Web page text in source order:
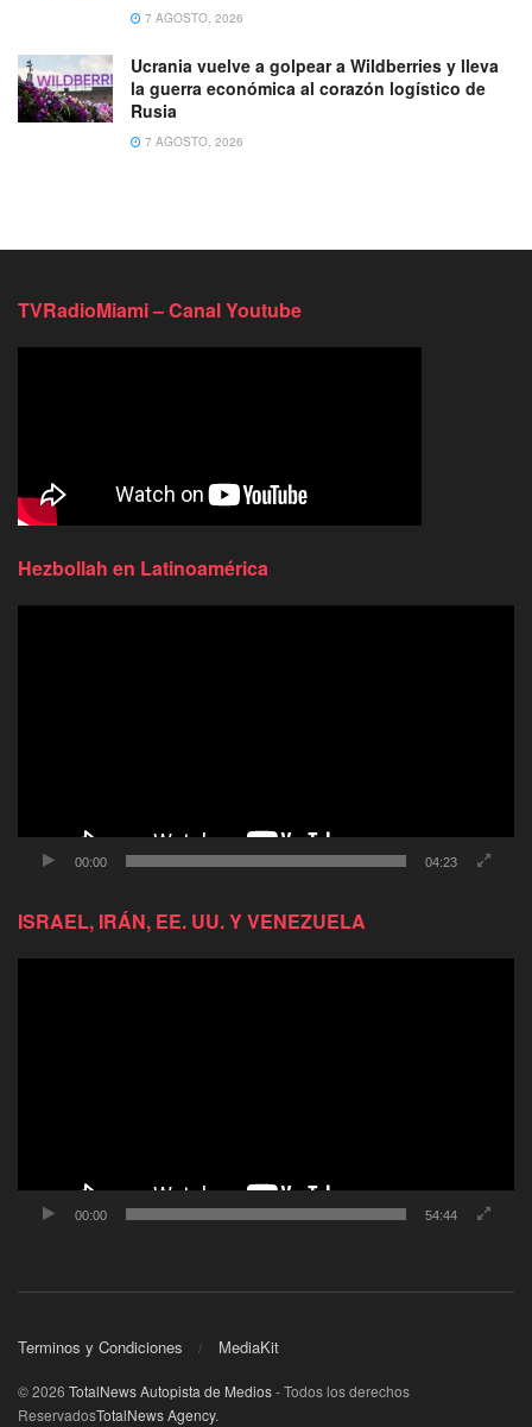
7 AGOSTO, 2026
Ucrania vuelve a golpear a Wildberries y lleva
la guerra económica al corazón logístico de
Rusia
7 AGOSTO, 2026
TVRadioMiami – Canal Youtube
Hezbollah en Latinoamérica
00:00 04:23
ISRAEL, IRÁN, EE. UU. Y VENEZUELA
00:00 54:44
Terminos y Condiciones MediaKit
© 2026 TotalNews Autopista de Medios- Todos los derechos
ReservadosTotalNews Agency.